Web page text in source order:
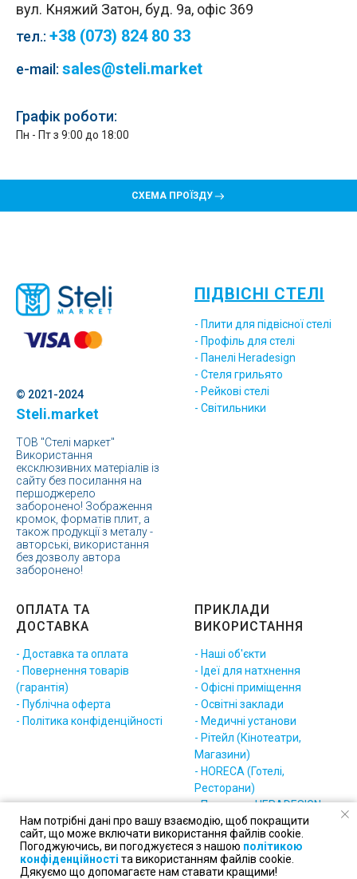
Плити Профіль Грильято Рейка
Нам потрібні дані про вашу взаємодію, щоб покращити
сайт, що може включати використання файлів cookie.
Погоджуючись, ви погоджуєтеся з нашою політикою
конфіденційності та використанням файлів cookie.
Дякуємо що допомагаєте нам ставати кращими!
вул. Княжий Затон, буд. 9а, офіс 369
тел.: +38 (073) 824 80 33
e-mail: sales@steli.market
Графік роботи:
Пн - Пт з 9:00 до 18:00
СХЕМА ПРОЇЗДУ
© 2021-2024
Steli.market
ТОВ "Стелі маркет"
Використання
ексклюзивних матеріалів із
сайту без посилання на
першоджерело
заборонено! Зображення
кромок, форматів плит, а
також продукції з металу -
авторські, використання
без дозволу автора
заборонено!
ПІДВІСНІ СТЕЛІ
- Плити для підвісної стелі
- Профіль для стелі
- Панелі Heradesign
- Стеля грильято
- Рейкові стелі
- Світильники
ОПЛАТА ТА
ДОСТАВКА
- Доставка та оплата
- Повернення товарів
(гарантія)
- Публічна оферта
- Політика конфіденційності
ПРИКЛАДИ
ВИКОРИСТАННЯ
- Наші об'єкти
- Ідеї для натхнення
- Офісні приміщення
- Освітні заклади
- Медичні установи
- Рітейл (Кінотеатри,
Магазини)
- HORECA (Готелі,
Ресторани)
- Приклади HERADESIGN
(різне)